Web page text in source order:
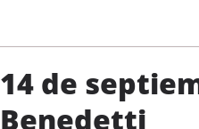
14 de
Benedetti